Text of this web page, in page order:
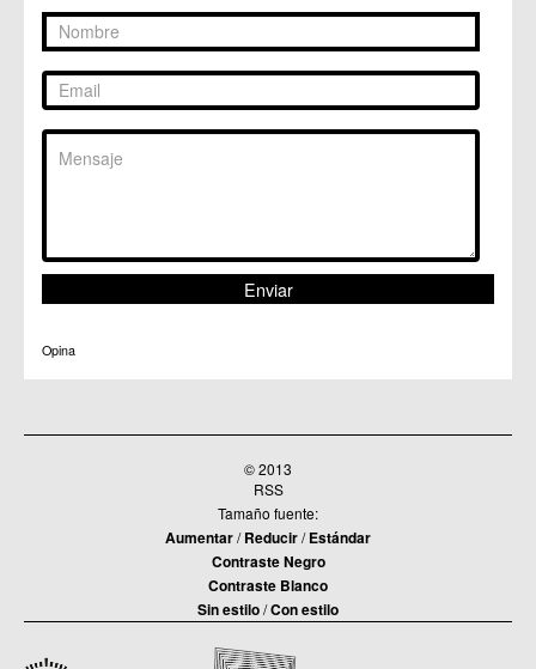
Opina
© 2013
RSS
Tamaño fuente:
Aumentar/Reducir/Estándar
Contraste Negro
Contraste Blanco
Sin estilo/Con estilo